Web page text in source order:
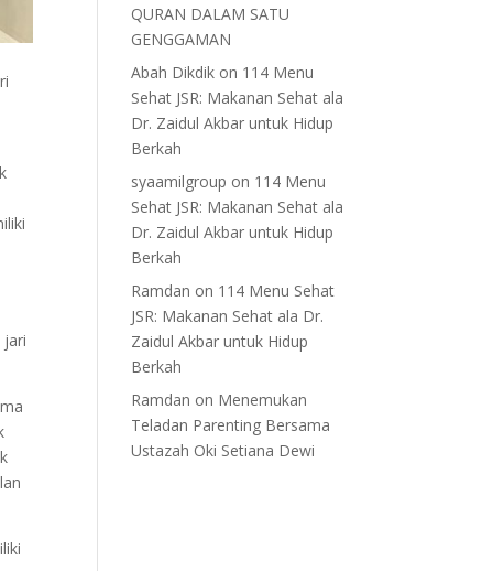
jari
QURAN DALAM SATU
GENGGAMAN
Abah Dikdik on 114 Menu
Sehat JSR: Makanan Sehat ala
Dr. Zaidul Akbar untuk Hidup
Berkah
syaamilgroup on 114 Menu
Sehat JSR: Makanan Sehat ala
Dr. Zaidul Akbar untuk Hidup
Berkah
Ramdan on 114 Menu Sehat
JSR: Makanan Sehat ala Dr.
Zaidul Akbar untuk Hidup
Berkah
Ramdan on Menemukan
Teladan Parenting Bersama
Ustazah Oki Setiana Dewi